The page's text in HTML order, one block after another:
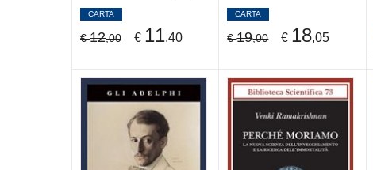
CARTA
€12,00 € 11,40
CARTA
€19,00 € 18,05